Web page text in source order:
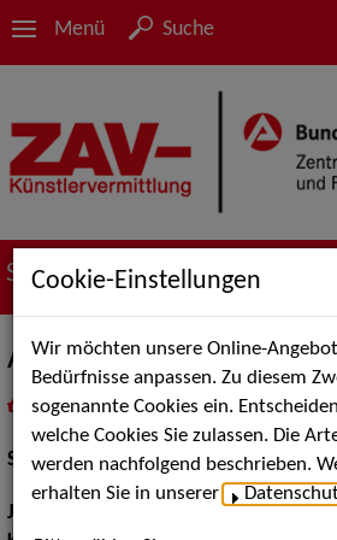
Menü Suche
Suche nach Künstler*innen
Andreas Petri
inMeine Merklistelegen
Schauspiel:Bühne, Film und TV
Jahrgang:
Cookie-Einstellungen
Wir möchten unsere Online-
Bedürfnisse anpassen. Zu diesem
sogenannte Cookies ein.
welche Cookies Sie zulassen. Die
werden nachfolgend beschrieben.
erhalten Sie in unserer